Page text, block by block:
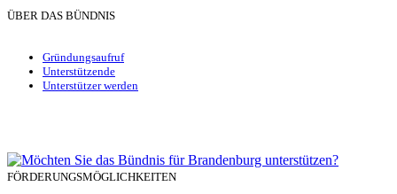
ÜBER DAS BÜNDNIS
Gründungsaufruf
Unterstützende
Unterstützer werden
FÖRDERUNGSMÖGLICHKEITEN